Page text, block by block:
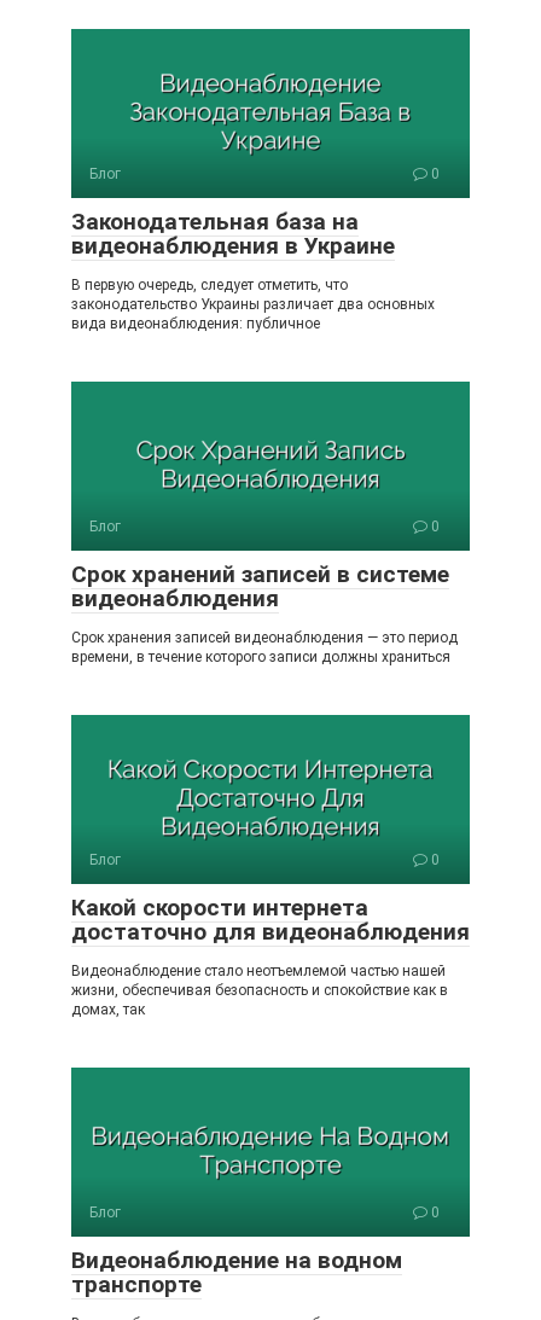
Блог 0
Законодательная база на
видеонаблюдения в Украине
В первую очередь, следует отметить, что
законодательство Украины различает два основных
вида видеонаблюдения: публичное
Блог 0
Срок хранений записей в системе
видеонаблюдения
Срок хранения записей видеонаблюдения — это период
времени, в течение которого записи должны храниться
Блог 0
Какой скорости интернета
достаточно для видеонаблюдения
Видеонаблюдение стало неотъемлемой частью нашей
жизни, обеспечивая безопасность и спокойствие как в
домах, так
Блог 0
Видеонаблюдение на водном
транспорте